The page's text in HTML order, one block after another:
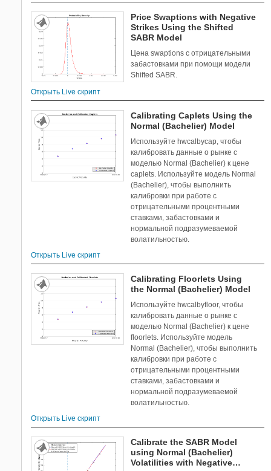
Price Swaptions with Negative
Strikes Using the Shifted
SABR Model
Цена swaptions с отрицательными
забастовками при помощи модели
Shifted SABR.
Открыть Live скрипт
Calibrating Caplets Using the
Normal (Bachelier) Model
Используйте hwcalbycap, чтобы
калибровать данные о рынке с
моделью Normal (Bachelier) к цене
caplets. Используйте модель Normal
(Bachelier), чтобы выполнить
калибровки при работе с
отрицательными процентными
ставками, забастовками и
нормальной подразумеваемой
волатильностью.
Открыть Live скрипт
Calibrating Floorlets Using
the Normal (Bachelier) Model
Используйте hwcalbyfloor, чтобы
калибровать данные о рынке с
моделью Normal (Bachelier) к цене
floorlets. Используйте модель
Normal (Bachelier), чтобы выполнить
калибровки при работе с
отрицательными процентными
ставками, забастовками и
нормальной подразумеваемой
волатильностью.
Открыть Live скрипт
Calibrate the SABR Model
using Normal (Bachelier)
Volatilities with Negative